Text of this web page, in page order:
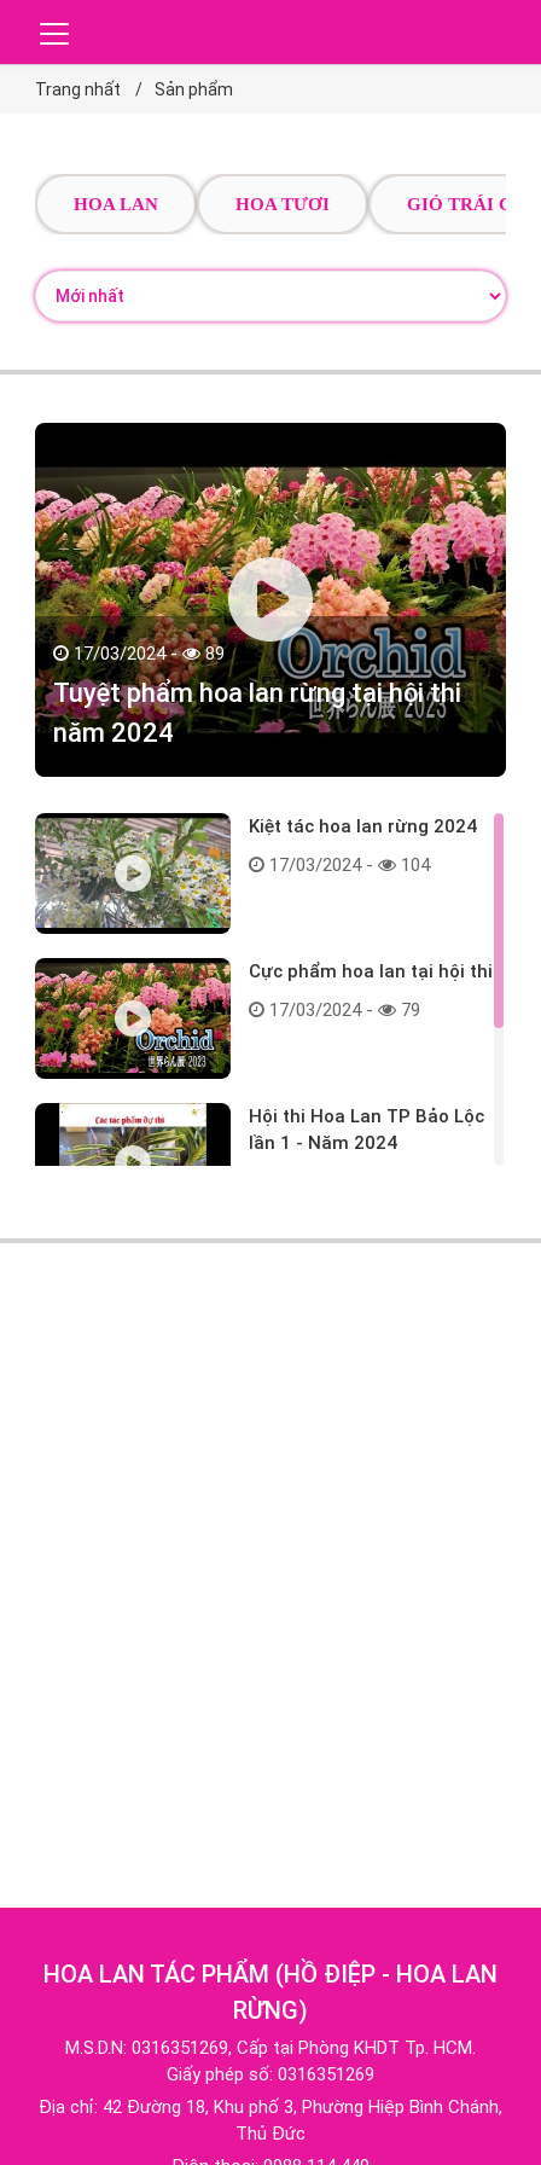
Trang nhất Sản phẩm
HOA LAN HOA TƯƠI GIỎ TRÁI CÂY
17/03/2024 - 89
Tuyệt phẩm hoa lan rừng tại hội thi
năm 2024
Kiệt tác hoa lan rừng 2024
17/03/2024 -
104
Cực phẩm hoa lan tại hội thi
17/03/2024 -
79
Hội thi Hoa Lan TP Bảo Lộc
lần 1 - Năm 2024
HOA LAN TÁC PHẨM (HỒ ĐIỆP - HOA LAN
RỪNG)
M.S.D.N: 0316351269, Cấp tại Phòng KHDT Tp. HCM.
Giấy phép số: 0316351269
Địa chỉ: 42 Đường 18, Khu phố 3, Phường Hiệp Bình Chánh,
Thủ Đức